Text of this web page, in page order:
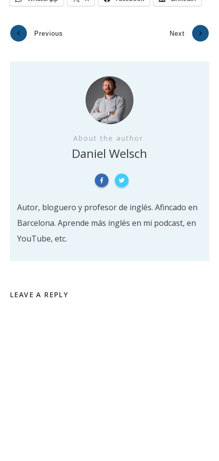
Previous Next
About the author
Daniel Welsch
Autor, bloguero y profesor de inglés. Afincado en
Barcelona. Aprende más inglés en mi podcast, en
YouTube, etc.
LEAVE A REPLY